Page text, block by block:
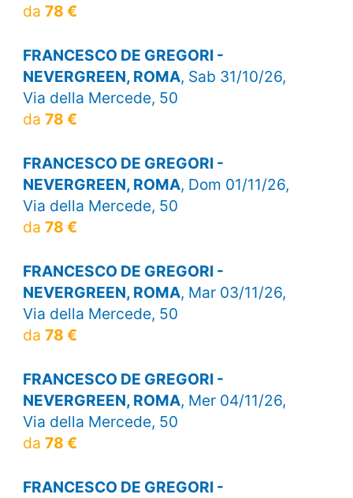
da 78 €
FRANCESCO DE GREGORI -
NEVERGREEN, ROMA, Sab 31/10/26,
Via della Mercede, 50
da 78 €
FRANCESCO DE GREGORI -
NEVERGREEN, ROMA, Dom 01/11/26,
Via della Mercede, 50
da 78 €
FRANCESCO DE GREGORI -
NEVERGREEN, ROMA, Mar 03/11/26,
Via della Mercede, 50
da 78 €
FRANCESCO DE GREGORI -
NEVERGREEN, ROMA, Mer 04/11/26,
Via della Mercede, 50
da 78 €
FRANCESCO DE GREGORI -